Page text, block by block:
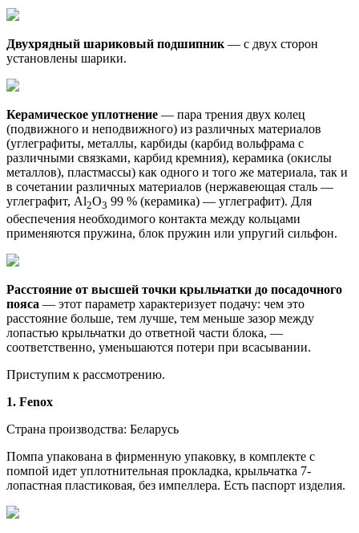
Двухрядный шариковый подшипник — с двух сторон
установлены шарики.
Керамическое уплотнение — пара трения двух колец
(подвижного и неподвижного) из различных материалов
(углеграфиты, металлы, карбиды (карбид вольфрама с
различными связками, карбид кремния), керамика (окислы
металлов), пластмассы) как одного и того же материала, так и
в сочетании различных материалов (нержавеющая сталь —
углеграфит, Al2O3 99 % (керамика) — углеграфит). Для
обеспечения необходимого контакта между кольцами
применяются пружина, блок пружин или упругий сильфон.
Расстояние от высшей точки крыльчатки до посадочного
пояса — этот параметр характеризует подачу: чем это
расстояние больше, тем лучше, тем меньше зазор между
лопастью крыльчатки до ответной части блока, —
соответственно, уменьшаются потери при всасывании.
Приступим к рассмотрению.
1. Fenox
Страна производства: Беларусь
Помпа упакована в фирменную упаковку, в комплекте с
помпой идет уплотнительная прокладка, крыльчатка 7-
лопастная пластиковая, без импеллера. Есть паспорт изделия.